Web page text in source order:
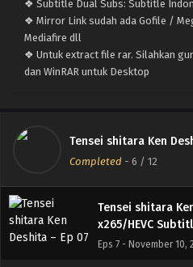
❖ Subtitle Dual Subs: Subtitle
❖ Mirror Link sudah ada Gofile /
Mediafire dll
❖ Untuk extract file rar. Silahkan
dan WinRAR untuk Desktop
Tensei shitara Ken
Completed - 6 / 12
x265/HEVC
Eps 10 - December 1,
Tensei shitara
x265/HEVC
Tensei shitara
Tensei shitara
x265/HEVC
Eps 7 - November 10,